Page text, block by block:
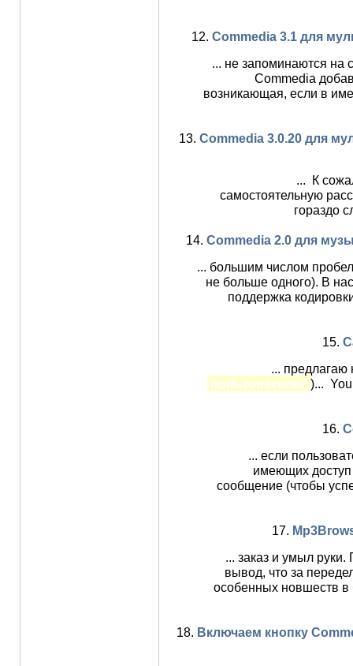
12. Commedia 3.1 для
... не запоминаются на
Commedia
возникающая, если в
13. Commedia 3.0.20 для
... К
самостоятельную
гораздо
14. Commedia 2.0 для
... большим числом
не больше одного). В
поддержка
15.
... предлагаю
пользователей )...
16.
... если
имеющих
сообщение (чтобы
17.
... заказ и умыл руки.
вывод, что за
особенных новшеств в
18. Включаем кнопку